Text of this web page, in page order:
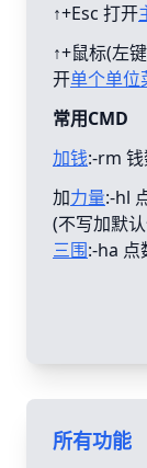
↑+Esc 打开
↑+鼠标(左
开单个单位
常用CMD
加钱:-rm
加力量:-hl
(不写加默
三围:-ha 点
所有功能